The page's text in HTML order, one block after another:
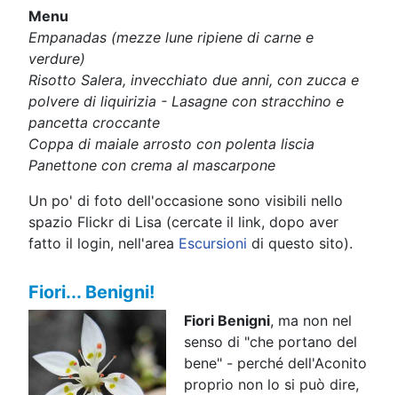
Menu
Empanadas (mezze lune ripiene di carne e
verdure)
Risotto Salera, invecchiato due anni, con zucca e
polvere di liquirizia - Lasagne con stracchino e
pancetta croccante
Coppa di maiale arrosto con polenta liscia
Panettone con crema al mascarpone
Un po' di foto dell'occasione sono visibili nello
spazio Flickr di Lisa (cercate il link, dopo aver
fatto il login, nell'area Escursioni di questo sito).
Fiori... Benigni!
Fiori Benigni, ma non nel
senso di "che portano del
bene" - perché dell'Aconito
proprio non lo si può dire,